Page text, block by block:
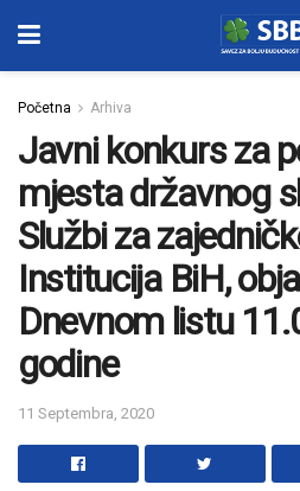
Početna Arhiva
Javni konkurs za
mjesta državnog
Službi za
Institucija BiH,
Dnevnom listu
godine
11 Septembra, 2020